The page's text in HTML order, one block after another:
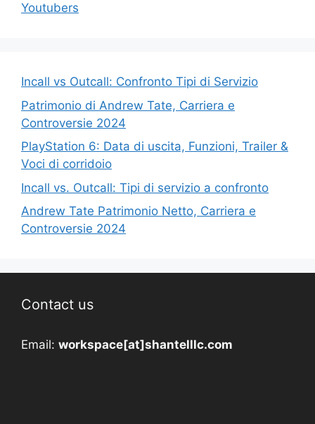
Youtubers
Incall vs Outcall: Confronto Tipi di Servizio
Patrimonio di Andrew Tate, Carriera e
Controversie 2024
PlayStation 6: Data di uscita, Funzioni, Trailer &
Voci di corridoio
Incall vs. Outcall: Tipi di servizio a confronto
Andrew Tate Patrimonio Netto, Carriera e
Controversie 2024
Contact us
Email: workspace[at]shantelllc.com